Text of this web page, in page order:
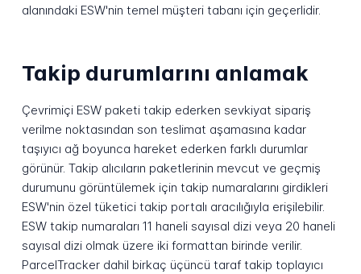
alanındaki ESW'nin temel müşteri tabanı için geçerlidir.
Takip durumlarını anlamak
Çevrimiçi ESW paketi takip ederken sevkiyat sipariş
verilme noktasından son teslimat aşamasına kadar
taşıyıcı ağ boyunca hareket ederken farklı durumlar
görünür. Takip alıcıların paketlerinin mevcut ve geçmiş
durumunu görüntülemek için takip numaralarını girdikleri
ESW'nin özel tüketici takip portalı aracılığıyla erişilebilir.
ESW takip numaraları 11 haneli sayısal dizi veya 20 haneli
sayısal dizi olmak üzere iki formattan birinde verilir.
ParcelTracker dahil birkaç üçüncü taraf takip toplayıcı